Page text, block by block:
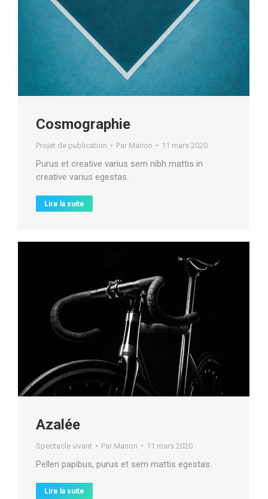
Cosmographie
Projet de publication Par Marion 11 mars 2020
Purus et creative varius sem nibh mattis in
creative varius egestas.
Lire la suite
Azalée
Spectacle vivant Par Marion 11 mars 2020
Pellen papibus, purus et sem mattis egestas.
Lire la suite